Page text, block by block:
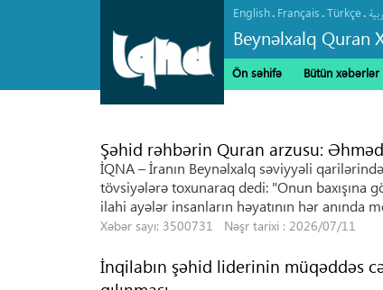
English. Français.Türkçe.
Beynəlxalq Quran
Ön səhifə Bütün xəbərlər
Şəhid rəhbərin Quran arzusu:
İQNA – İranın Beynəlxalq səviyyəli
tövsiyələrə toxunaraq dedi: "Onun
ilahi ayələr insanların həyatının hər anında
Xəbər sayı: 3500731 Nəşr tarixi : 2026/07/11
İnqilabın şəhid liderinin müqəddəs